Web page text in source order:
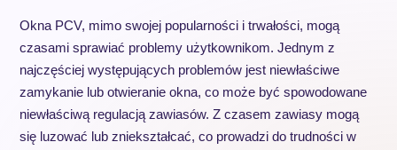
Okna PCV, mimo swojej popularności i trwałości, mogą
czasami sprawiać problemy użytkownikom. Jednym z
najczęściej występujących problemów jest niewłaściwe
zamykanie lub otwieranie okna, co może być spowodowane
niewłaściwą regulacją zawiasów. Z czasem zawiasy mogą
się luzować lub zniekształcać, co prowadzi do trudności w